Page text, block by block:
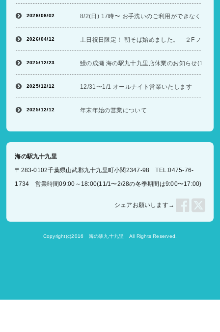
2026/08/02 8/2(日) 17時〜 お手洗いのご利用ができなくなり
2026/04/12 土日祝日限定！ 朝そば始めました。 ２Fフード
2025/12/23 鰻の成瀬 海の駅九十九里店休業のお知らせ(12/26
2025/12/12 12/31〜1/1 オールナイト営業いたします
2025/12/12 年末年始の営業について
海の駅九十九里
〒283-0102千葉県山武郡九十九里町小関2347-98 TEL:0475-76-
1734 営業時間09:00～18:00(11/1〜2/28の冬季期間は9:00〜17:00)
シェアお願いします→
Copyright(c)2016 海の駅九十九里 All Rights Reserved.